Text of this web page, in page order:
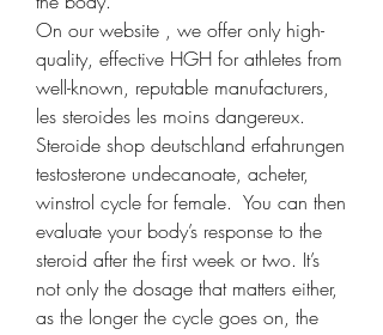
On our website , we offer only high-
quality, effective HGH for athletes from
well-known, reputable manufacturers,
les steroides les moins dangereux.
Steroide shop deutschland erfahrungen
testosterone undecanoate, acheter,
winstrol cycle for female.  You can then
evaluate your body’s response to the
steroid after the first week or two. It’s
not only the dosage that matters either,
as the longer the cycle goes on, the